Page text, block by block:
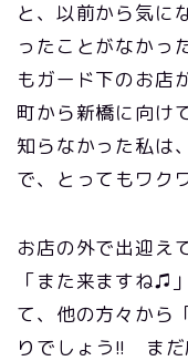
と、以前から気に
ったことがなかっ
もガード下のお店
町から新橋に向け
知らなかった私は
で、とってもワク
お店の外で出迎え
「また来ますね♫
て、他の方々から
りでしょう!! まだ